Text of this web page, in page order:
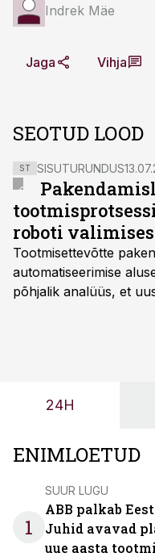
Indrek Mäe
Jaga Vihja
SEOTUD LOOD
ST SISUTURUNDUS
roboti
Tootmisettevõtte
automatiseerimise
põhjalik analüüs, et
OÜ tegevjuht Sander
24H
ENIMLOETUD
1
SUUR LUGU
ABB palkab
Juhid avavad
uue aasta